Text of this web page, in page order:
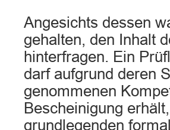
Angesichts dessen
gehalten, den Inhalt
hinterfragen. Ein
darf aufgrund deren
genommenen
Bescheinigung
grundlegenden